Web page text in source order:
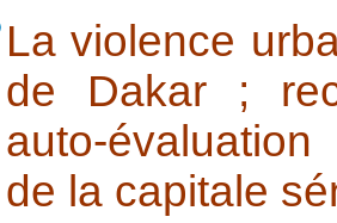
La violence
de Dakar ;
auto-
de la capitale